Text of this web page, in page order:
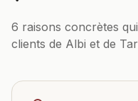
6 raisons concrètes
clients de Albi et de